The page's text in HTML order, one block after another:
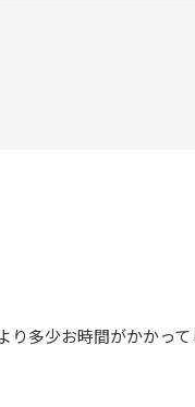
多少お時間がかかって